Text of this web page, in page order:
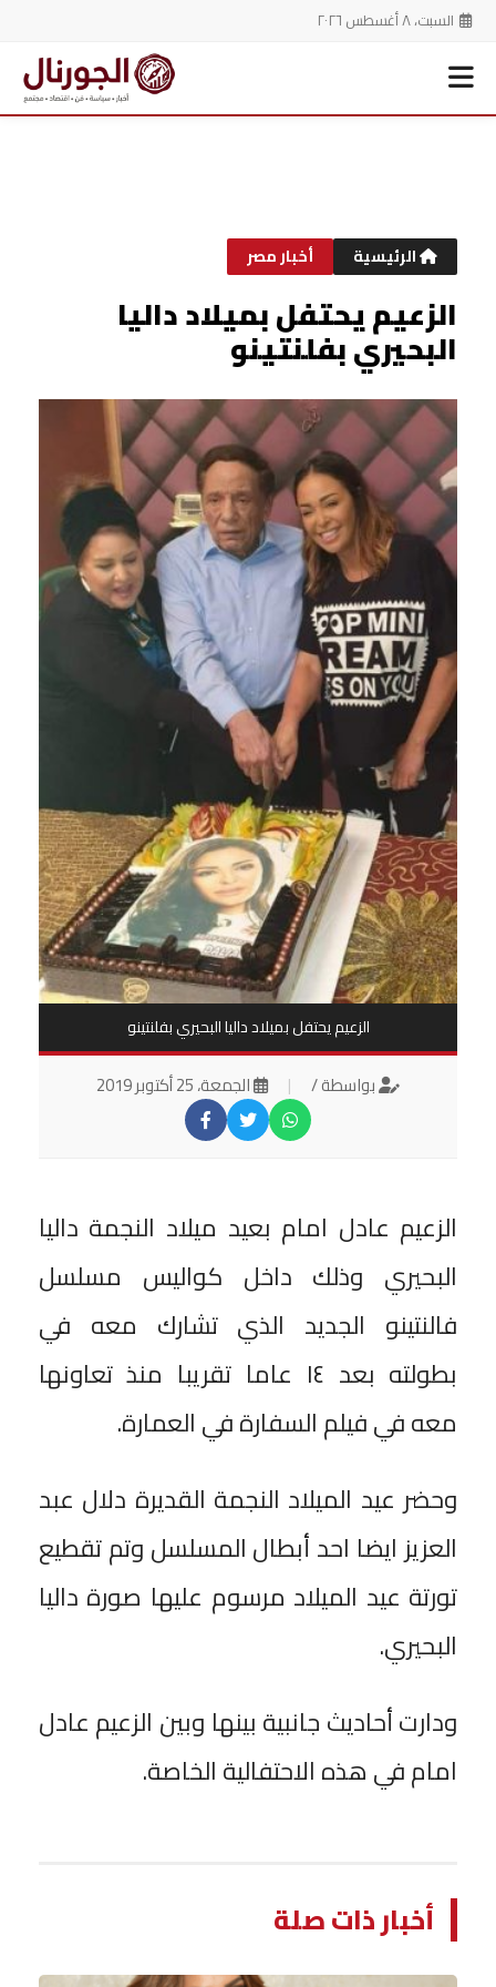
السبت، ٨ أغسطس ٢٠٢٦
الرئيسية أخبار مصر
الزعيم يحتفل بميلاد داليا
البحيري بفلنتينو
الزعيم يحتفل بميلاد داليا البحيري بفلنتينو
بواسطة / | الجمعة، 25 أكتوبر 2019
الزعيم عادل امام بعيد ميلاد النجمة داليا
البحيري وذلك داخل كواليس مسلسل
فالنتينو الجديد الذي تشارك معه في
بطولته بعد ١٤ عاما تقريبا منذ تعاونها
معه في فيلم السفارة في العمارة.
وحضر عيد الميلاد النجمة القديرة دلال عبد
العزيز ايضا احد أبطال المسلسل وتم تقطيع
تورتة عيد الميلاد مرسوم عليها صورة داليا
البحيري.
ودارت أحاديث جانبية بينها وبين الزعيم عادل
امام في هذه الاحتفالية الخاصة.
أخبار ذات صلة